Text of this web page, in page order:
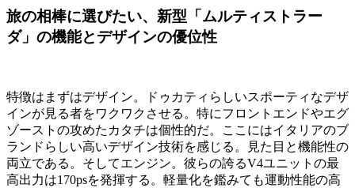
旅の相棒に選びたい、新型「ムルティストラー
ダ」の機能とデザインの優位性
特徴はまずはデザイン。ドゥカティらしいスポーティなデザ
インが見る者をワクワクさせる。特にフロントエンドやエグ
ゾーストの攻めたカタチは個性的だ。ここにはイタリアのブ
ランドらしい高いデザイン技術を感じる。見た目と機能性の
両立である。そしてエンジン。彼らの誇るV4ユニットの最
高出力は170psを発揮する。軽量化を鑑みても運動性能の高